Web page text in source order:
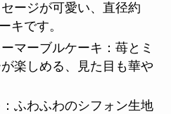
ージが可愛い、直径約
キです。
マーブルケーキ：苺とミ
楽しめる、見た目も華や
ふわふわのシフォン生地